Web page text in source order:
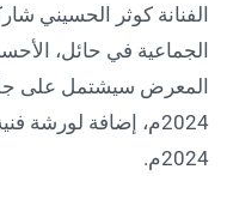
الفنانة كوثر الحسيني
الجماعية في حائل،
2024م.